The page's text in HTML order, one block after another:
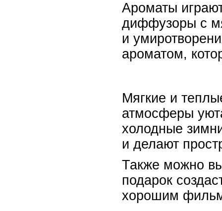
Ароматы
диффузоры с
и
ароматом,
Мягкие и
атмосферы
холодные
и делают
Также можно
подарок
хорошим